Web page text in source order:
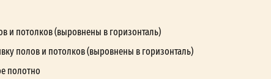
и потолков (выровнены в горизонталь)
полов и потолков (выровнены в горизонталь)
полотно